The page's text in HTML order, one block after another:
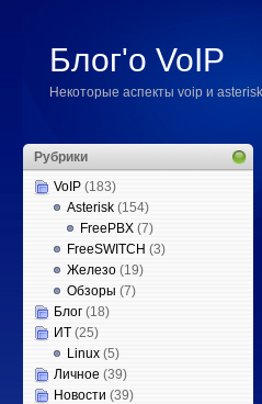
Блог'о VoIP
Некоторые аспекты voip и asterisk
Рубрики
VoIP (183)
Asterisk (154)
FreePBX (7)
FreeSWITCH (3)
Железо (19)
Обзоры (7)
Блог (18)
ИТ (25)
Linux (5)
Личное (39)
Новости (39)